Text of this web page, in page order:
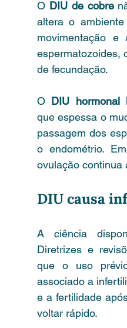
O DIU de cobre
altera o
movimentação e
espermatozoides,
de fecundação.
O DIU hormonal
que espessa o
passagem dos
o endométrio.
ovulação continua
DIU causa
A ciência
Diretrizes e
que o uso
associado a
e a fertilidade
voltar rápido.